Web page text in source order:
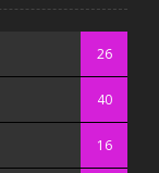
26
40
16